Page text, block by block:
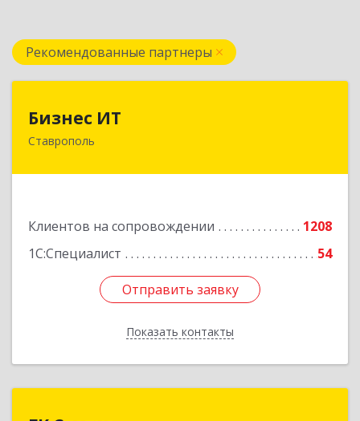
Рекомендованные партнеры
Бизнес ИТ
Ставрополь
Клиентов на сопровождении
1208
1С:Специалист
54
Отправить заявку
Показать контакты
355035, Ставропольский край, Ставрополь г, 1
Отправить заявку
Назад